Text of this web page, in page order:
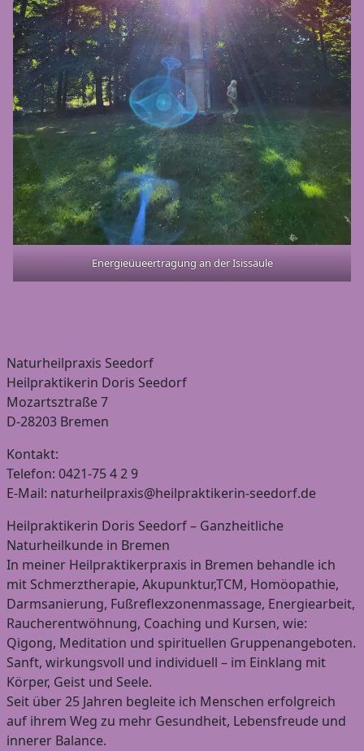
Energieüueertragung an der Isissäule
Naturheilpraxis Seedorf
Heilpraktikerin Doris Seedorf
Mozartsztraße 7
D-28203 Bremen
Kontakt:
Telefon: 0421-75 4 2 9
E-Mail: naturheilpraxis@heilpraktikerin-seedorf.de
Heilpraktikerin Doris Seedorf – Ganzheitliche
Naturheilkunde in Bremen
In meiner Heilpraktikerpraxis in Bremen behandle ich
mit Schmerztherapie, Akupunktur,TCM, Homöopathie,
Darmsanierung, Fußreflexzonenmassage, Energiearbeit,
Raucherentwöhnung, Coaching und Kursen, wie:
Qigong, Meditation und spirituellen Gruppenangeboten.
Sanft, wirkungsvoll und individuell – im Einklang mit
Körper, Geist und Seele.
Seit über 25 Jahren begleite ich Menschen erfolgreich
auf ihrem Weg zu mehr Gesundheit, Lebensfreude und
innerer Balance.